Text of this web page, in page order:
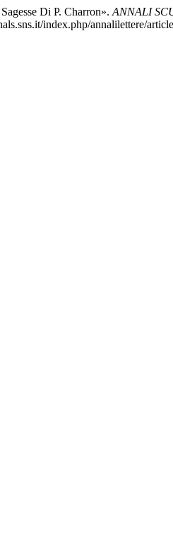
Di P. Charron». ANNALI
index.php/annalilettere/